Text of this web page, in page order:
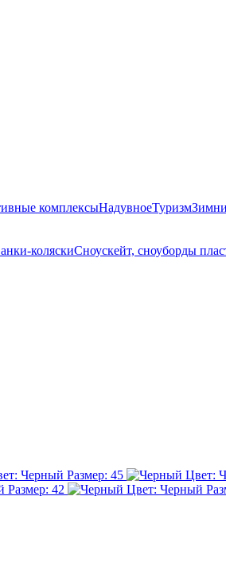
комплексыНадувноеТуризм
коляскиСноускейт, сноуборды
Черный Размер: 45 Цвет:
Размер: 42 Цвет: Черный